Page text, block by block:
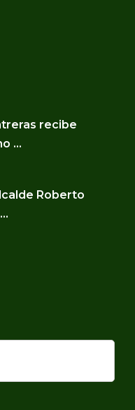
recibe
...
Roberto